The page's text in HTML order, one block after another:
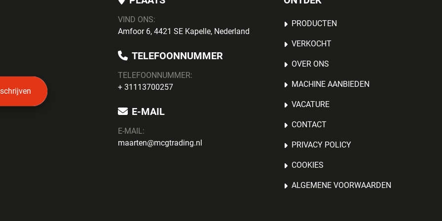
VIND ONS:
Amfoor 6, 4421 SE Kapelle, Nederland
TELEFOONNUMMER
TELEFOONNUMMER:
+ 31113700257
E-MAIL
E-MAIL:
maarten@mcgtrading.nl
PRODUCTEN
VERKOCHT
OVER ONS
MACHINE AANBIEDEN
VACATURE
CONTACT
PRIVACY POLICY
COOKIES
ALGEMENE VOORWAARDEN